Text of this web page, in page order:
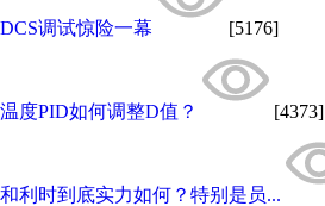
DCS调试惊险一幕 [5176]
温度PID如何调整D值？ [4373]
和利时到底实力如何？特别是员...